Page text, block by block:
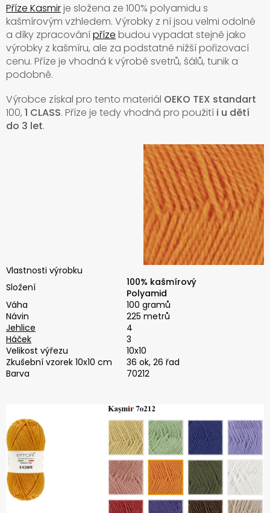
Příze Kasmirje složena ze 100% polyamidu s
kašmírovým vzhledem. Výrobky z ní jsou velmi odolné
a díky zpracovánípříze budou vypadat stejně jako
výrobky z kašmíru, ale za podstatně nižší pořizovací
cenu. Příze je vhodná k výrobě svetrů, šálů, tunik a
podobně.
Výrobce získal pro tento materiál OEKO TEX standart
100, 1 CLASS. Příze je tedy vhodná pro použití i u dětí
do 3 let.
Vlastnosti výrobku
Složení
100% kašmírový
Polyamid
Váha
100 gramů
Návin
225 metrů
Jehlice
4
Háček
3
Velikost výřezu
10x10
Zkušební vzorek 10x10 cm
36 ok, 26 řad
Barva
70212